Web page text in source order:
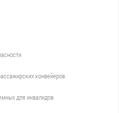
конвейеров
для инвалидов